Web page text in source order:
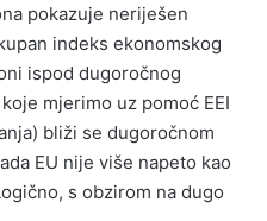
pokazuje neriješen
indeks ekonomskog
ispod dugoročnog
mjerimo uz pomoć EEI
bliži se dugoročnom
EU nije više napeto kao
s obzirom na dugo